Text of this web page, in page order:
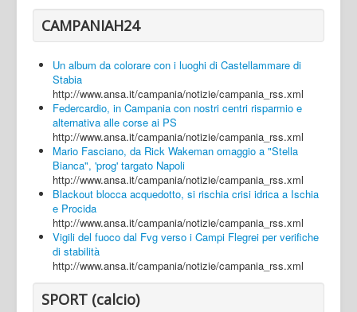
CAMPANIAH24
Un album da colorare con i luoghi di Castellammare di
Stabia
http://www.ansa.it/campania/notizie/campania_rss.xml
Federcardio, in Campania con nostri centri risparmio e
alternativa alle corse ai PS
http://www.ansa.it/campania/notizie/campania_rss.xml
Mario Fasciano, da Rick Wakeman omaggio a "Stella
Bianca", 'prog' targato Napoli
http://www.ansa.it/campania/notizie/campania_rss.xml
Blackout blocca acquedotto, si rischia crisi idrica a Ischia
e Procida
http://www.ansa.it/campania/notizie/campania_rss.xml
Vigili del fuoco dal Fvg verso i Campi Flegrei per verifiche
di stabilità
http://www.ansa.it/campania/notizie/campania_rss.xml
SPORT (calcio)